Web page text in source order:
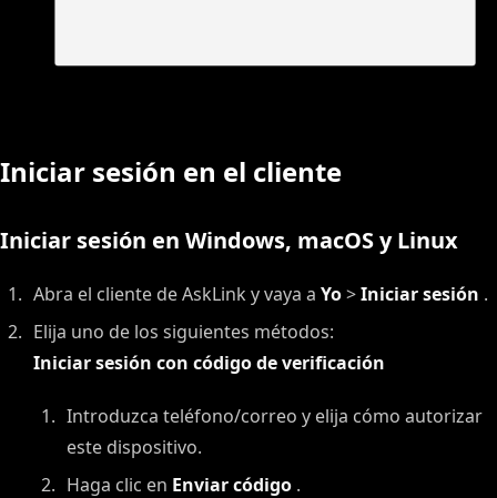
Iniciar sesión en el cliente
Iniciar sesión en Windows, macOS y Linux
Abra el cliente de AskLink y vaya a Yo>Iniciar sesión .
Elija uno de los siguientes métodos:
Iniciar sesión con código de verificación
Introduzca teléfono/correo y elija cómo autorizar
este dispositivo.
Haga clic en Enviar código .